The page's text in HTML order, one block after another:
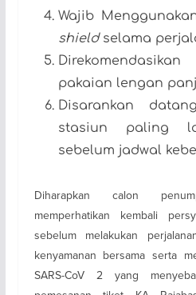
Wajib
shieldselama
pakaian lengan
Disarankan
stasiun paling
sebelum jadwal
Diharapkan calon
memperhatikan kembali
sebelum melakukan
kenyamanan bersama serta
SARS-CoV 2 yang